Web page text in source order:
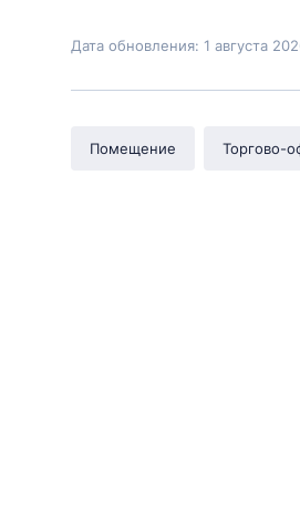
Дата обновления: 1 августа
Помещение Торгово-